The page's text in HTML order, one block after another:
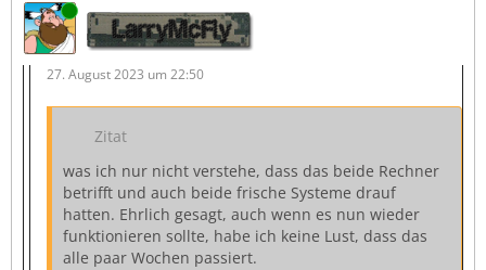
Online
LarryMcFly
27. August 2023 um 22:50
Zitat
was ich nur nicht verstehe, dass das beide Rechner
betrifft und auch beide frische Systeme drauf
hatten. Ehrlich gesagt, auch wenn es nun wieder
funktionieren sollte, habe ich keine Lust, dass das
alle paar Wochen passiert.